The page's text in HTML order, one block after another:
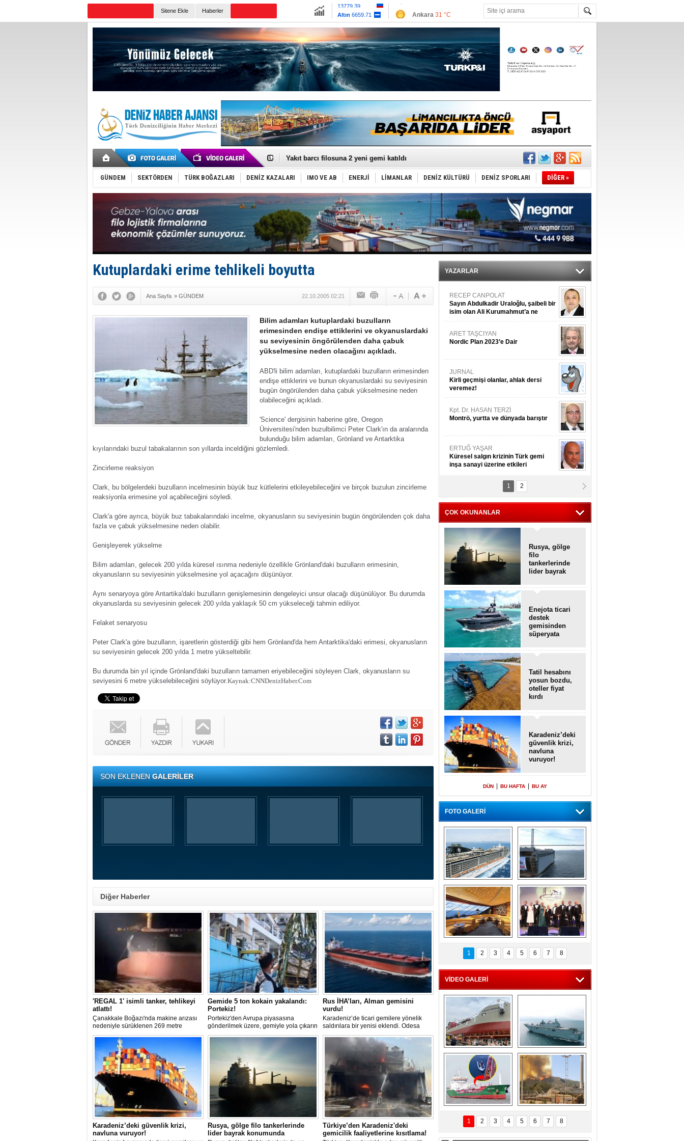
Sitene Ekle Haberler
Euro55.1258
Ankara 31 °C
Antalya33 °C
Muğla 33 °C
Çanakkale 30 °C
'REGAL 1' isimli tanker, tehlikeyi atlattı!
Yakıt barcı filosuna 2 yeni gemi katıldı
Rus İHA’ları, Alman gemisini vurdu!
Karadeniz’deki güvenlik krizi, navluna vuruyor!
Tatil hesabını yosun bozdu, oteller fiyat kırdı
Rusya, gölge filo tankerlerinde lider bayrak konumunda
Enejota ticari destek gemisinden süperyata dönüştürüldü
Denizcilik sektörü, Alsancak Limanı’ndan memnun
Türkiye’den Karadeniz'deki gemicilik faaliyetlerine kısıtlama!
‘14. Olympos Regatta’ başlıyor
Taksi Botlar, 50 yıldır Marmaris’in mavi sularında
TÜRKLİM Başkanı Hamdi Erçelik’ten ‘Çözüm Anahtarı’
Türkiye'nin ‘Denizcilik Gücü’!
GÜNDEM SEKTÖRDEN TÜRK BOĞAZLARI DENİZ KAZALARI IMO VE AB ENERJİ LİMANLAR DENİZ KÜLTÜRÜ DENİZ SPORLARI DİĞER »
Kutuplardaki erime tehlikeli boyutta
Ana Sayfa » GÜNDEM 22.10.2005 02:21
Bilim adamları kutuplardaki buzulların
erimesinden endişe ettiklerini ve okyanuslardaki
su seviyesinin öngörülenden daha çabuk
yükselmesine neden olacağını açıkladı.
ABD'li bilim adamları, kutuplardaki buzulların erimesinden
endişe ettiklerini ve bunun okyanuslardaki su seviyesinin
bugün öngörülenden daha çabuk yükselmesine neden
olabileceğini açıkladı.
'Science' dergisinin haberine göre, Oregon
Üniversitesi'nden buzulbilimci Peter Clark'ın da aralarında
bulunduğu bilim adamları, Grönland ve Antarktika
kıyılarındaki buzul tabakalarının son yıllarda inceldiğini gözlemledi.
Zincirleme reaksiyon
Clark, bu bölgelerdeki buzulların incelmesinin büyük buz kütlelerini etkileyebileceğini ve birçok buzulun zincirleme
reaksiyonla erimesine yol açabileceğini söyledi.
Clark'a göre ayrıca, büyük buz tabakalarındaki incelme, okyanusların su seviyesinin bugün öngörülenden çok daha
fazla ve çabuk yükselmesine neden olabilir.
Genişleyerek yükselme
Bilim adamları, gelecek 200 yılda küresel ısınma nedeniyle özellikle Grönland'daki buzulların erimesinin,
okyanusların su seviyesinin yükselmesine yol açacağını düşünüyor.
Aynı senaryoya göre Antartika'daki buzulların genişlemesinin dengeleyici unsur olacağı düşünülüyor. Bu durumda
okyanuslarda su seviyesinin gelecek 200 yılda yaklaşık 50 cm yükseleceği tahmin ediliyor.
Felaket senaryosu
Peter Clark'a göre buzulların, işaretlerin gösterdiği gibi hem Grönland'da hem Antarktika'daki erimesi, okyanusların
su seviyesinin gelecek 200 yılda 1 metre yükseltebilir.
Bu durumda bin yıl içinde Grönland'daki buzulların tamamen eriyebileceğini söyleyen Clark, okyanusların su
seviyesini 6 metre yükselebileceğini söylüyor.Kaynak:CNNDenizHaber.Com
SON EKLENENGALERİLER
Diğer Haberler
'REGAL 1' isimli tanker, tehlikeyi
atlattı!
Çanakkale Boğazı'nda makine arızası
nedeniyle sürüklenen 269 metre
uzunluğundaki 'REGAL 1' isimli tanker,
römorkörler yardımıyla Şevketiye Demir
Sahası'na çekilerek kurtarıldı.
Gemide 5 ton kokain yakalandı:
Portekiz!
Portekiz'den Avrupa piyasasına
gönderilmek üzere, gemiyle yola çıkarın
5 ton kokain, Portekiz polisi ile Portekiz
operasyonuyla durduruldu. Operasyon
kapsamında, gemideki iki yabancı
uyruklu kişi bir gemi mürettebatı
gözaltına alındı.
Rus İHA’ları, Alman gemisini
vurdu!
Karadeniz’de ticari gemilere yönelik
saldırılara bir yenisi eklendi. Odesa
açıklarında birden fazla İHA’nın hedef
aldığı Alman işletmesindeki Emil
gemisinde yangın çıktı; teknik sistemler
durunca mürettebat tahliye edildi.
Karadeniz’deki güvenlik krizi,
navluna vuruyor!
Rusya, gölge filo tankerlerinde
lider bayrak konumunda
Türkiye’den Karadeniz'deki
gemicilik faaliyetlerine kısıtlama!
YAZARLAR
RECEP CANPOLAT
Sayın Abdulkadir Uraloğlu, şaibeli bir
isim olan Ali Kurumahmut’a ne
danışıyorsunuz?
ARET TAŞCIYAN
Nordic Plan 2023’e Dair
JURNAL
Kirli geçmişi olanlar, ahlak dersi
veremez!
Kpt. Dr. HASAN TERZİ
Montrö, yurtta ve dünyada barıştır
ERTUĞ YAŞAR
Küresel salgın krizinin Türk gemi
inşa sanayi üzerine etkileri
Kpt. MESUT AZMİ GÖKSOY
ithafen...
1 2
ÇOK OKUNANLAR
Rusya, gölge
filo
tankerlerinde
lider bayrak
Enejota ticari
destek
gemisinden
süperyata
Tatil hesabını
yosun bozdu,
oteller fiyat
kırdı
Karadeniz’deki
güvenlik krizi,
navluna
vuruyor!
DÜN BU HAFTA BU AY
FOTO GALERİ
“Gemi içinde gemi”
konsepti ile MSC
Splendida
Dünyada tek!
Denizaltı yüzer
havuzu intikal
seyrine başladı
MSC'den 55 milyon
euroluk turizm geliri
müjdesi
5. Bosphorus Ship
Brokers Dinner,
İstanbul’da yapıldı
1 2 3 4 5 6 7 8
VİDEO GALERİ
Çeksan Tersanesi,
Başaran Bayrak
tankerini suya
indirdi
TCG Anadolu,
tersane teknik
seyrini tamamladı
Göçmenlerin
imdadına Türk
sahipli MINA DENIZ
yetişti
Milas’taki yangın
yeniden termik
santrallere doğru
ilerliyor
1 2 3 4 5 6 7 8